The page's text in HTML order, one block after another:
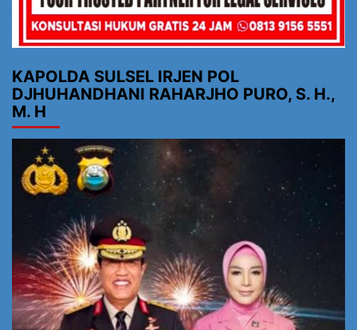
di
Perkebunan
PT
Agung
KAPOLDA SULSEL IRJEN POL
DJHUHANDHANI RAHARJHO PURO, S. H.,
M. H